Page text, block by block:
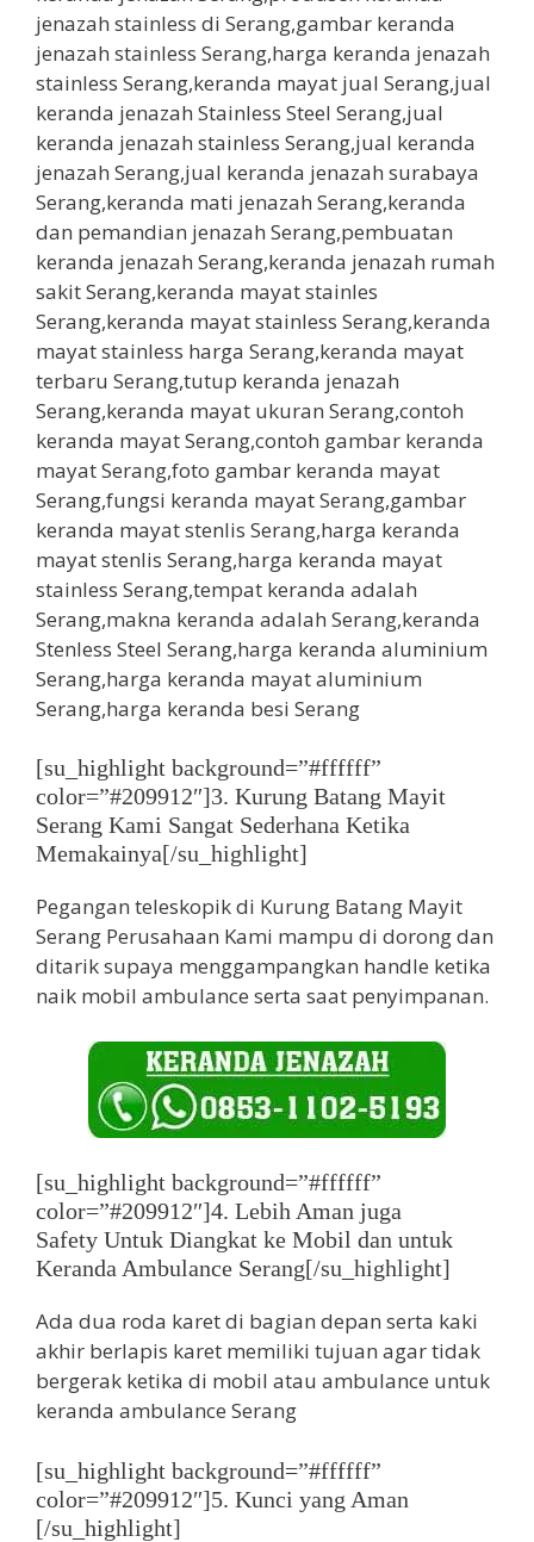
[su_highlight background=”#ffffff”
color=”#209912″]3. Kurung Batang Mayit
Serang Kami Sangat Sederhana Ketika
Memakainya[/su_highlight]
Pegangan teleskopik di Kurung Batang Mayit
Serang Perusahaan Kami mampu di dorong dan
ditarik supaya menggampangkan handle ketika
naik mobil ambulance serta saat penyimpanan.
[su_highlight background=”#ffffff”
color=”#209912″]4. Lebih Aman juga
Safety Untuk Diangkat ke Mobil dan untuk
Keranda Ambulance Serang[/su_highlight]
Ada dua roda karet di bagian depan serta kaki
akhir berlapis karet memiliki tujuan agar tidak
bergerak ketika di mobil atau ambulance untuk
keranda ambulance Serang
[su_highlight background=”#ffffff”
color=”#209912″]5. Kunci yang Aman
[/su_highlight]